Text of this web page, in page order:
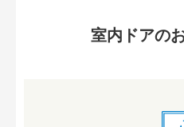
室内ドアの